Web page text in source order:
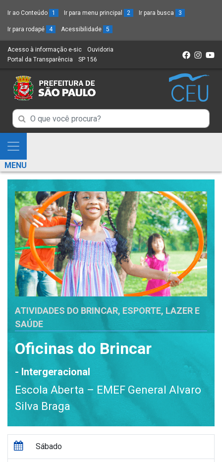
Ir ao Conteúdo 1 Ir para menu principal 2 Ir para busca 3
Ir para rodapé 4 Acessibilidade 5
Acesso à informação e-sic (Link
para
novo
sítio)
Ouvidoria
Portal da Transparência (Link
um
novo
SP 156
Campo
de
Busca
de
informações
Campo
de
de
informações
Mostra
e
Esconde
Menu
MENU
ATIVIDADES DO BRINCAR, ESPORTE, LAZER E
SAÚDE
Oficinas do Brincar
- Intergeracional
Escola Aberta – EMEF General Alvaro
Silva Braga
Sábado